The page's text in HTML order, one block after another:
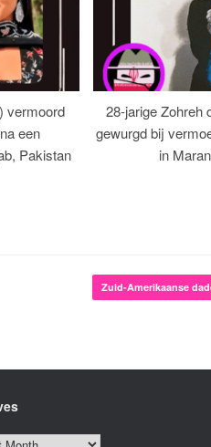
vermoord
een
Pakistan
28-jarige Zohreh
gewurgd bij
in
Zuid-Amerikaanse